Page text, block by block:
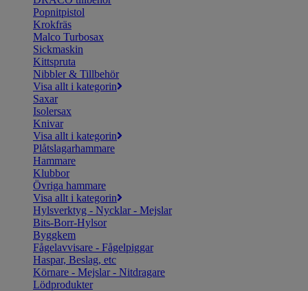
Popnitpistol
Krokfräs
Malco Turbosax
Sickmaskin
Kittspruta
Nibbler & Tillbehör
Visa allt i kategorin
Saxar
Isolersax
Knivar
Visa allt i kategorin
Plåtslagarhammare
Hammare
Klubbor
Övriga hammare
Visa allt i kategorin
Hylsverktyg - Nycklar - Mejslar
Bits-Borr-Hylsor
Byggkem
Fågelavvisare - Fågelpiggar
Haspar, Beslag, etc
Körnare - Mejslar - Nitdragare
Lödprodukter